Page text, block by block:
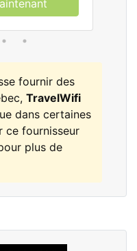
fournir des
TravelWifi
dans certaines
ce fournisseur
plus de